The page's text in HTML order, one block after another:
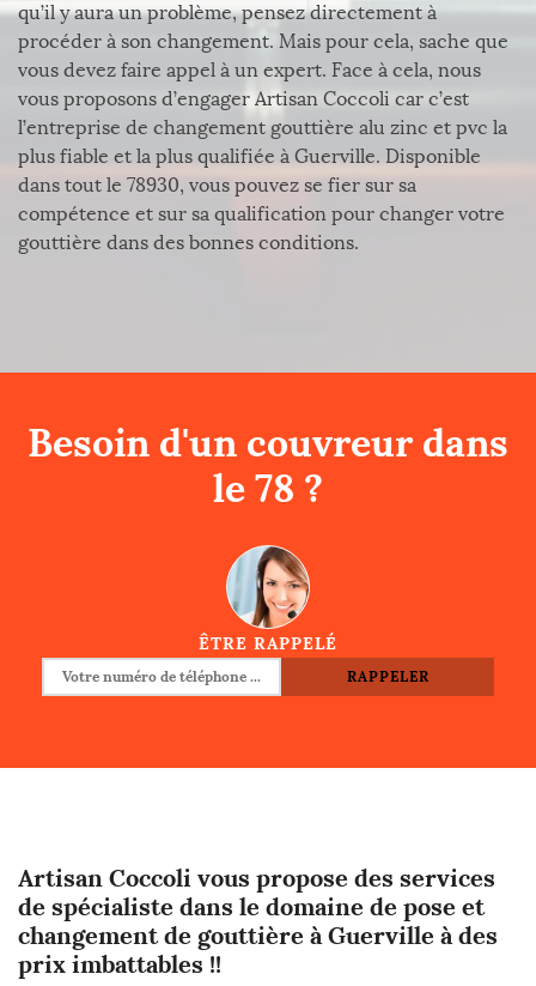
qu’il y aura un problème, pensez directement à
procéder à son changement. Mais pour cela, sache que
vous devez faire appel à un expert. Face à cela, nous
vous proposons d’engager Artisan Coccoli car c’est
l’entreprise de changement gouttière alu zinc et pvc la
plus fiable et la plus qualifiée à Guerville. Disponible
dans tout le 78930, vous pouvez se fier sur sa
compétence et sur sa qualification pour changer votre
gouttière dans des bonnes conditions.
Besoin d'un couvreur dans
le 78 ?
ÊTRE RAPPELÉ
Artisan Coccoli vous propose des services
de spécialiste dans le domaine de pose et
changement de gouttière à Guerville à des
prix imbattables !!